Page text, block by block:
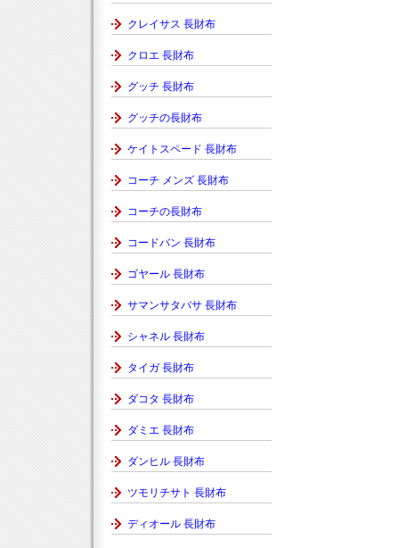
クレイサス 長財布
クロエ 長財布
グッチ 長財布
グッチの長財布
ケイトスペード 長財布
コーチ メンズ 長財布
コーチの長財布
コードバン 長財布
ゴヤール 長財布
サマンサタバサ 長財布
シャネル 長財布
タイガ 長財布
ダコタ 長財布
ダミエ 長財布
ダンヒル 長財布
ツモリチサト 長財布
ディオール 長財布